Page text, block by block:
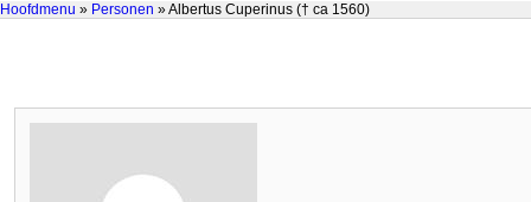
Hoofdmenu » Personen » Albertus Cuperinus († ca 1560)